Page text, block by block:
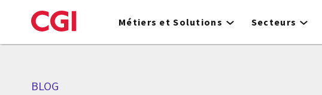
to
Métiers et Solutions Secteurs
BLOG